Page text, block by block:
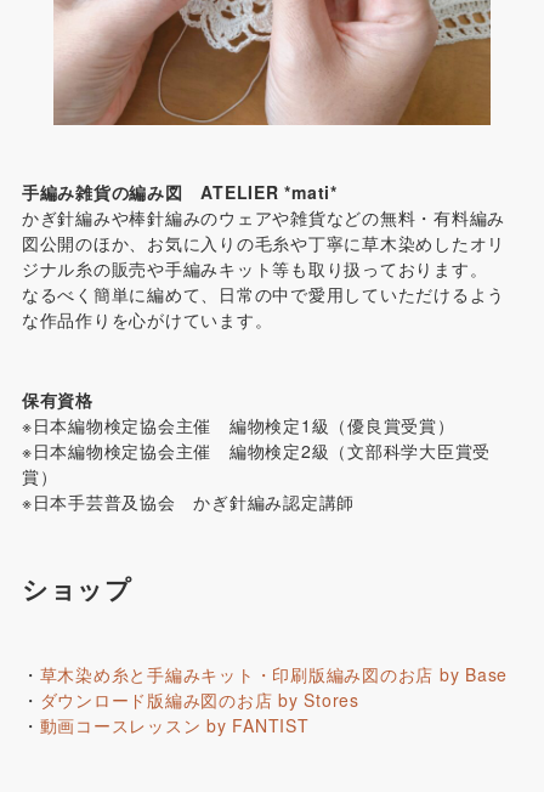
手編み雑貨の編み図 ATELIER *mati*
かぎ針編みや棒針編みのウェアや雑貨などの無料・有料編み
図公開のほか、お気に入りの毛糸や丁寧に草木染めしたオリ
ジナル糸の販売や手編みキット等も取り扱っております。
なるべく簡単に編めて、日常の中で愛用していただけるよう
な作品作りを心がけています。
保有資格
※日本編物検定協会主催 編物検定1級（優良賞受賞）
※日本編物検定協会主催 編物検定2級（文部科学大臣賞受
賞）
※日本手芸普及協会 かぎ針編み認定講師
ショップ
・ 草木染め糸と手編みキット・印刷版編み図のお店 by Base
・ ダウンロード版編み図のお店 by Stores
・ 動画コースレッスン by FANTIST